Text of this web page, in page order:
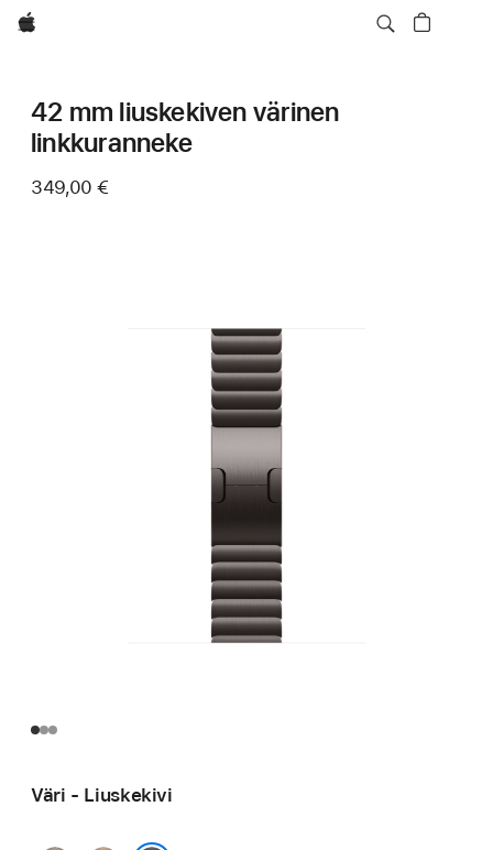
Apple
42 mm liuskekiven värinen
linkkuranneke
349,00 €
Väri - Liuske­kivi